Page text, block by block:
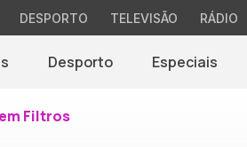
DESPORTO TELEVISÃO RÁDIO
Desporto Especiais
Filtros